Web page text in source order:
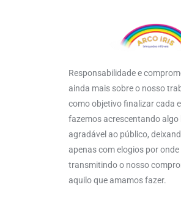
Responsabilidade e
ainda mais sobre o nosso
como objetivo finalizar cada
fazemos acrescentando algo
agradável ao público,
apenas com elogios por onde
transmitindo o nosso
aquilo que amamos fazer.